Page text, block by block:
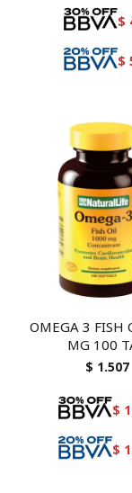
$
$
OMEGA 3 FISH
MG 100
$ 1.507
$
$